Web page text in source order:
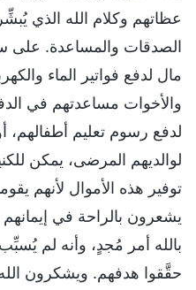
عظاتهم وكلام الله الذي
الصدقات والمساعدة. على
مال لدفع فواتير الماء
والأخوات مساعدتهم في
لدفع رسوم تعليم أطفالهم،
لوالديهم المرضى، يمكن
توفير هذه الأموال لأنهم
يشعرون بالراحة في إيمانهم
بالله أمر مُجدٍ، وأنه لم
حقَّقوا هدفهم. ويشكرون